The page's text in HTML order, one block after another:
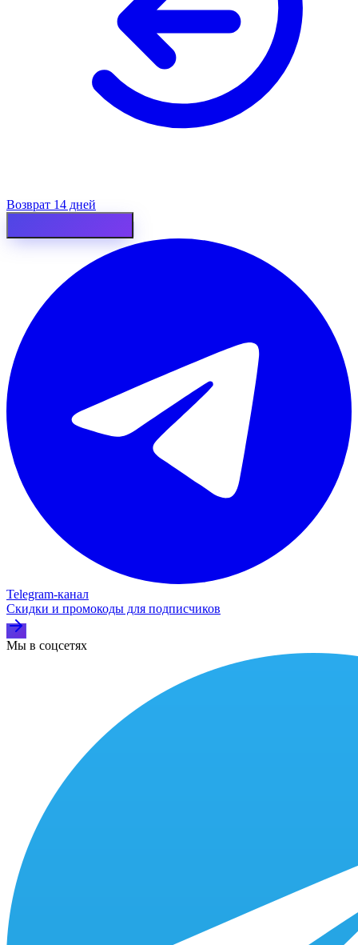
Возврат 14 дней
Telegram‑канал
Скидки и промокоды для подписчиков
Мы в соцсетях